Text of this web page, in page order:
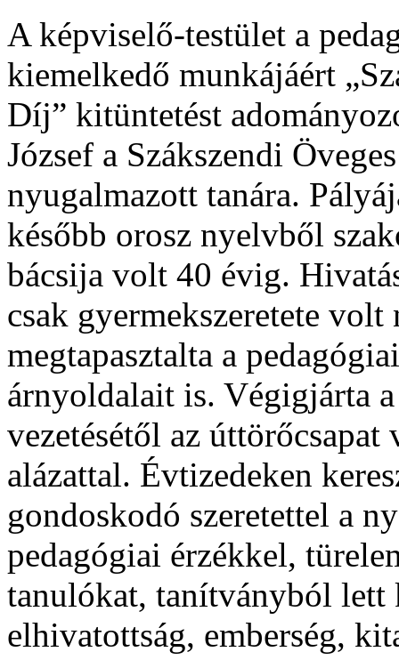
A képviselő-testület a
kiemelkedő munkájáért
Díj” kitüntetést
József a Szákszendi
nyugalmazott tanára.
később orosz nyelvből
bácsija volt 40 évig.
csak gyermekszeretete
megtapasztalta a
árnyoldalait is. Végigjárta
vezetésétől az úttörőcsapat
alázattal. Évtizedeken
gondoskodó szeretettel a
pedagógiai érzékkel,
tanulókat, tanítványból lett
elhivatottság, emberség,